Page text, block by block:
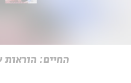
החיים: הוראות